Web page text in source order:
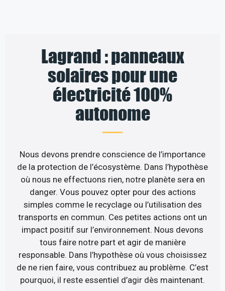
Lagrand : panneaux
solaires pour une
électricité 100%
autonome
Nous devons prendre conscience de l’importance
de la protection de l’écosystème. Dans l’hypothèse
où nous ne effectuons rien, notre planète sera en
danger. Vous pouvez opter pour des actions
simples comme le recyclage ou l’utilisation des
transports en commun. Ces petites actions ont un
impact positif sur l’environnement. Nous devons
tous faire notre part et agir de manière
responsable. Dans l’hypothèse où vous choisissez
de ne rien faire, vous contribuez au problème. C’est
pourquoi, il reste essentiel d’agir dès maintenant.